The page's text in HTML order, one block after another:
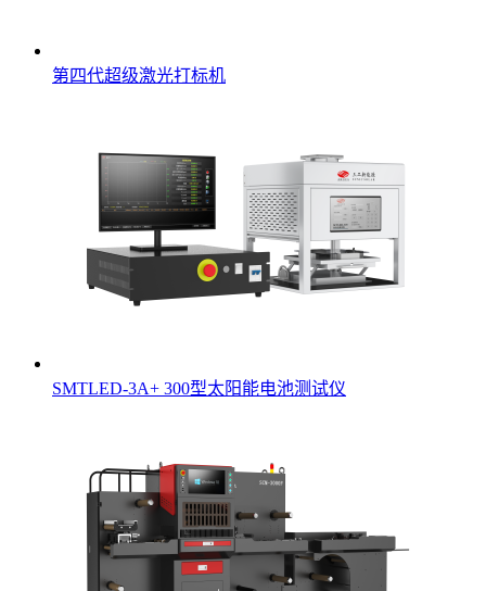
第四代超级激光打标机
SMTLED-3A+ 300型太阳能电池测试仪